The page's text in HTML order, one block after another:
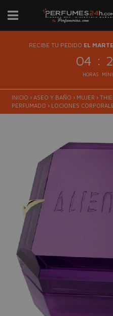
RECIBE TU PEDIDO EL
04 :
HORAS
INICIO › ASEO Y BAÑO › MUJER ›
PERFUMADO › LOCIONES